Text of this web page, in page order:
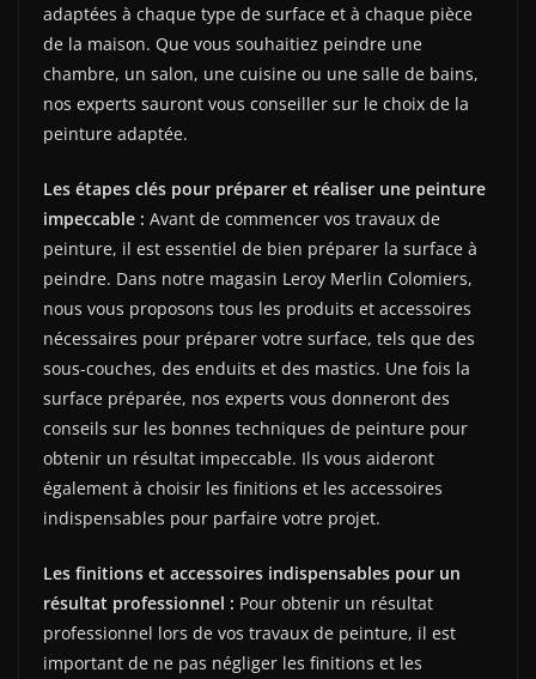
adaptées à chaque type de surface et à chaque pièce
de la maison. Que vous souhaitiez peindre une
chambre, un salon, une cuisine ou une salle de bains,
nos experts sauront vous conseiller sur le choix de la
peinture adaptée.
Les étapes clés pour préparer et réaliser une peinture
impeccable : Avant de commencer vos travaux de
peinture, il est essentiel de bien préparer la surface à
peindre. Dans notre magasin Leroy Merlin Colomiers,
nous vous proposons tous les produits et accessoires
nécessaires pour préparer votre surface, tels que des
sous-couches, des enduits et des mastics. Une fois la
surface préparée, nos experts vous donneront des
conseils sur les bonnes techniques de peinture pour
obtenir un résultat impeccable. Ils vous aideront
également à choisir les finitions et les accessoires
indispensables pour parfaire votre projet.
Les finitions et accessoires indispensables pour un
résultat professionnel : Pour obtenir un résultat
professionnel lors de vos travaux de peinture, il est
important de ne pas négliger les finitions et les